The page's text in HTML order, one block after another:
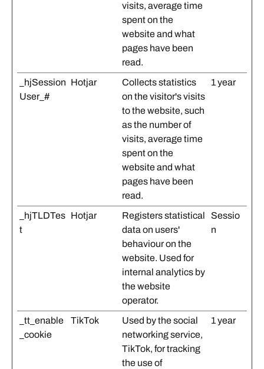
visits, average time
spent on the
website and what
pages have been
read.
_hjSession
User_#
Hotjar
Collects statistics
on the visitor's visits
to the website, such
as the number of
visits, average time
spent on the
website and what
pages have been
read.
1 year
_hjTLDTes
t
Hotjar
Registers statistical
data on users'
behaviour on the
website. Used for
internal analytics by
the website
operator.
Sessio
n
_tt_enable
_cookie
TikTok
Used by the social
networking service,
TikTok, for tracking
the use of
1 year